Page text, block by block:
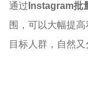
通过 Instagram批
围，可以大幅提
目标人群，自然又